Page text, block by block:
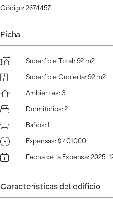
Código: 2674457
Ficha
Superficie Total : 92 m2
Superficie Cubierta: 92 m2
Ambientes: 3
Dormitorios: 2
Baños: 1
Expensas: $ 401000
Fecha de la Expensa: 2025-
Características del edificio